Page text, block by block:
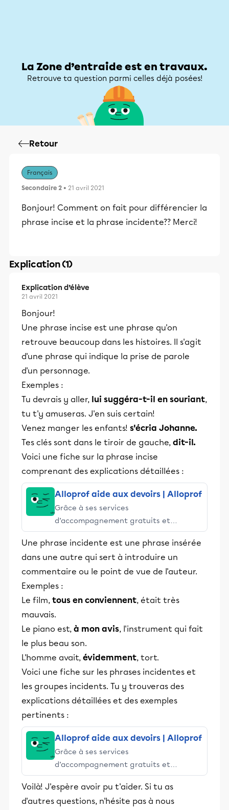
La Zone d’entraide est en travaux.
Retrouve ta question parmi celles déjà posées!
Retour
Français
Secondaire 2 • 21 avril 2021
Bonjour! Comment on fait pour différencier la
phrase incise et la phrase incidente?? Merci!
Explication (1)
Explication d’élève
21 avril 2021
Bonjour!
Une phrase incise est une phrase qu'on
retrouve beaucoup dans les histoires. Il s'agit
d'une phrase qui indique la prise de parole
d'un personnage.
Exemples :
Tu devrais y aller, lui suggéra-t-il en souriant,
tu t'y amuseras. J'en suis certain!
Venez manger les enfants! s'écria Johanne.
Tes clés sont dans le tiroir de gauche, dit-il.
Voici une fiche sur la phrase incise
comprenant des explications détaillées :
Alloprof aide aux devoirs | Alloprof
Grâce à ses services
d’accompagnement gratuits et
stimulants, Alloprof engage les élèves
et leurs parents dans la réussite
éducative.
Une phrase incidente est une phrase insérée
dans une autre qui sert à introduire un
commentaire ou le point de vue de l'auteur.
Exemples :
Le film, tous en conviennent, était très
mauvais.
Le piano est, à mon avis, l'instrument qui fait
le plus beau son.
L'homme avait, évidemment, tort.
Voici une fiche sur les phrases incidentes et
les groupes incidents. Tu y trouveras des
explications détaillées et des exemples
pertinents :
Alloprof aide aux devoirs | Alloprof
Grâce à ses services
d’accompagnement gratuits et
stimulants, Alloprof engage les élèves
et leurs parents dans la réussite
éducative.
Voilà! J'espère avoir pu t'aider. Si tu as
d'autres questions, n'hésite pas à nous